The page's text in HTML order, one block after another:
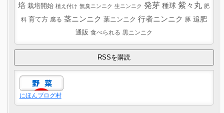
培 栽培開始 植え付け 無臭ニンニク 生ニンニク 発芽 種球 紫々丸 肥
料 育て方 腐る 茎ニンニク 葉ニンニク 行者ニンニク 豚 追肥
通販 食べられる 黒ニンニク
にほんブログ村